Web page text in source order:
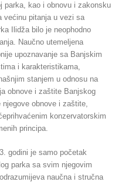
parka, kao i obnovu i zakonsku
većinu pitanja u vezi sa
Ilidža bilo je neophodno
Naučno utemeljena
upoznavanje sa Banjskim
i karakteristikama,
stanjem u odnosu na
obnove i zaštite Banjskog
obnove i zaštite,
konzervatorskim
principa.
godini je samo početak
parka sa svim njegovim
naučna i stručna